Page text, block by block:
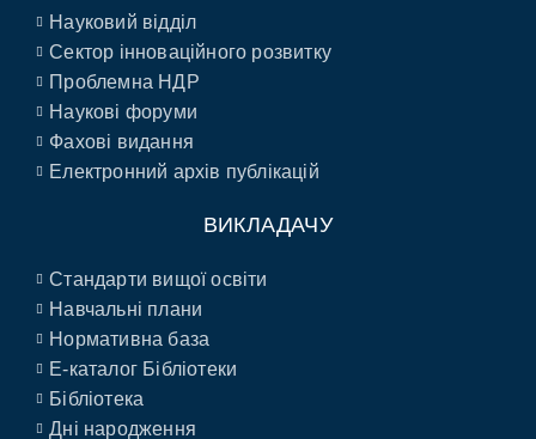
Науковий відділ
Сектор інноваційного розвитку
Проблемна НДР
Наукові форуми
Фахові видання
Електронний архів публікацій
ВИКЛАДАЧУ
Стандарти вищої освіти
Навчальні плани
Нормативна база
E-каталог Бібліотеки
Бібліотека
Дні народження